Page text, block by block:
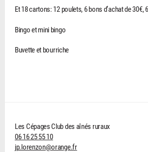
Et 18 cartons: 12 poulets, 6 bons d’achat de 30€,
Bingo et mini bingo
Buvette et bourriche
Les Cépages Club des aînés ruraux
06 16 25 55 10
jp.lorenzon@orange.fr